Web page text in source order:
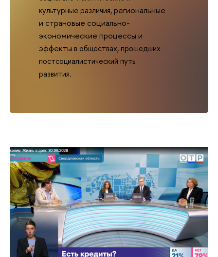
культурные различия,региональные
и страновые социально-
экономические процессы и
эффекты в обществах, прошедших
постсоциалистический путь
развития.